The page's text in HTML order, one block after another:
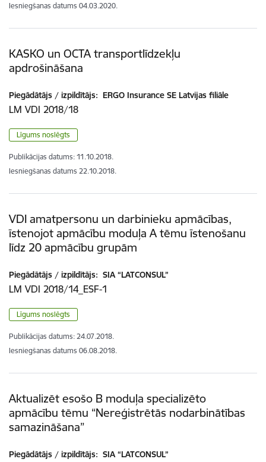
Iesniegšanas datums 04.03.2020.
KASKO un OCTA transportlīdzekļu
apdrošināšana
Piegādātājs / izpildītājs: ERGO Insurance SE Latvijas filiāle
LM VDI 2018/18
Līgums noslēgts
Publikācijas datums: 11.10.2018.
Iesniegšanas datums 22.10.2018.
VDI amatpersonu un darbinieku apmācības,
īstenojot apmācību moduļa A tēmu īstenošanu
līdz 20 apmācību grupām
Piegādātājs / izpildītājs: SIA “LATCONSUL”
LM VDI 2018/14_ESF-1
Līgums noslēgts
Publikācijas datums: 24.07.2018.
Iesniegšanas datums 06.08.2018.
Aktualizēt esošo B moduļa specializēto
apmācību tēmu “Nereģistrētās nodarbinātības
samazināšana”
Piegādātājs / izpildītājs: SIA “LATCONSUL”